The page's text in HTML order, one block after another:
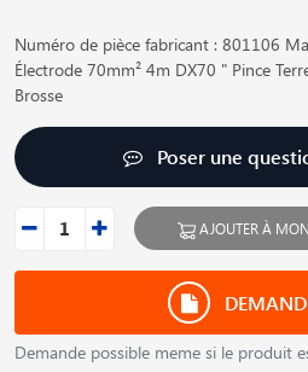
Numéro de pièce fabricant : 801106
Électrode 70mm² 4m DX70 " Pince
Brosse
Poser une
AJOUTER À
Demande possible meme si le produit